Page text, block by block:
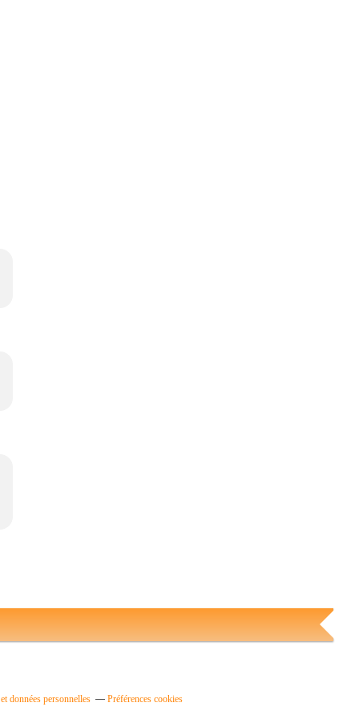
données personnelles Préférences cookies